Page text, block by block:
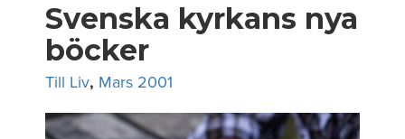
Svenska kyrkans nya
böcker
Till Liv, Mars 2001